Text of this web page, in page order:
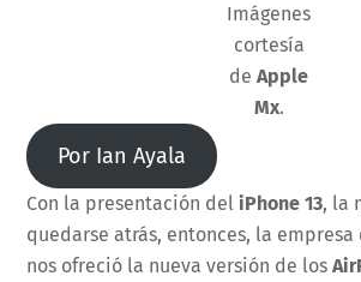
Imágenes
cortesía
de Apple
Mx.
Por Ian Ayala
Con la presentación deliPhone 13, la
quedarse atrás, entonces, la empresa
nos ofreció la nueva versión de los